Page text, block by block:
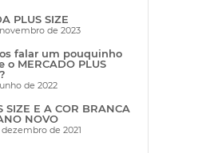
PLUS SIZE
de 2023
falar um pouquinho
o MERCADO PLUS
de 2022
SIZE E A COR BRANCA
NOVO
de 2021